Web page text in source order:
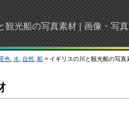
観光船の写真素材 | 画像・写
色, 水, 自然, 船 > イギリスの川と観光船の写真